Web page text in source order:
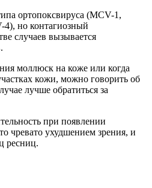
ортопоксвируса (MCV-1,
но контагиозный
случаев вызывается
моллюск на коже или когда
кожи, можно говорить об
лучше обратиться за
при появлении
чревато ухудшением зрения, и
ресниц.